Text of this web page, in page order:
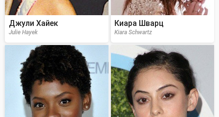
Джули Хайек
Julie Hayek
Киара Шварц
Kiara Schwartz